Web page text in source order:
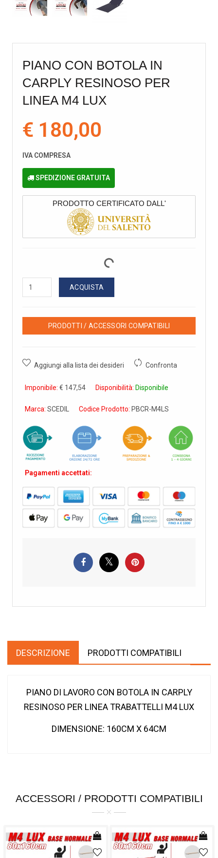
PIANO CON BOTOLA IN
CARPLY RESINOSO PER
LINEA M4 LUX
€ 180,00
IVA COMPRESA
SPEDIZIONE GRATUITA
PRODOTTO CERTIFICATO DALL'
ACQUISTA
PRODOTTI / ACCESSORI COMPATIBILI
Aggiungi alla lista dei desideri Confronta
Imponibile: € 147,54 Disponibilità: Disponibile
Marca: SCEDIL Codice Prodotto: PBCR-M4LS
Pagamenti accettati:
DESCRIZIONE PRODOTTI COMPATIBILI
PIANO DI LAVORO CON BOTOLA IN CARPLY
RESINOSO PER LINEA TRABATTELLI M4 LUX
DIMENSIONE: 160CM X 64CM
ACCESSORI / PRODOTTI COMPATIBILI